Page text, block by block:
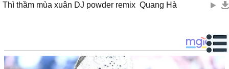
Thì thầm mùa xuân DJ powder remix Quang Hà